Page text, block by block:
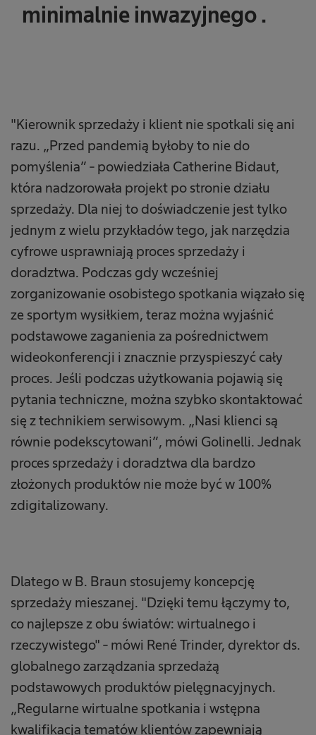
minimalnie inwazyjnego .
"Kierownik sprzedaży i klient nie spotkali się ani
razu. „Przed pandemią byłoby to nie do
pomyślenia” - powiedziała Catherine Bidaut,
która nadzorowała projekt po stronie działu
sprzedaży. Dla niej to doświadczenie jest tylko
jednym z wielu przykładów tego, jak narzędzia
cyfrowe usprawniają proces sprzedaży i
doradztwa. Podczas gdy wcześniej
zorganizowanie osobistego spotkania wiązało się
ze sportym wysiłkiem, teraz można wyjaśnić
podstawowe zaganienia za pośrednictwem
wideokonferencji i znacznie przyspieszyć cały
proces. Jeśli podczas użytkowania pojawią się
pytania techniczne, można szybko skontaktować
się z technikiem serwisowym. „Nasi klienci są
równie podekscytowani”, mówi Golinelli. Jednak
proces sprzedaży i doradztwa dla bardzo
złożonych produktów nie może być w 100%
zdigitalizowany.
Dlatego w B. Braun stosujemy koncepcję
sprzedaży mieszanej. "Dzięki temu łączymy to,
co najlepsze z obu światów: wirtualnego i
rzeczywistego" - mówi René Trinder, dyrektor ds.
globalnego zarządzania sprzedażą
podstawowych produktów pielęgnacyjnych.
„Regularne wirtualne spotkania i wstępna
kwalifikacja tematów klientów zapewniają